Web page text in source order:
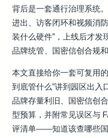
背后是一套通行治理系统
进出、访客闭环和视频消
装什么硬件”，上线后才发
品牌统管、国密信创合规
本文直接给你一套可复用
到底管什么”讲到园区出入
品牌存量利旧、国密信创
型预算，并附常见误区与
评清单——知道该查哪些